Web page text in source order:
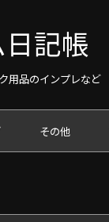
記帳
用品のインプレなど
その他